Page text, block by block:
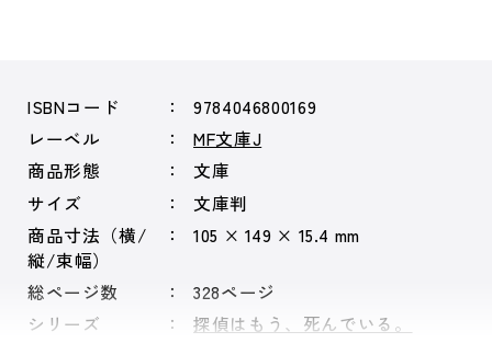
ISBNコード
9784046800169
レーベル
MF文庫J
商品形態
文庫
サイズ
文庫判
商品寸法（横/
縦/束幅）
105 × 149 × 15.4 mm
総ページ数
328ページ
シリーズ
探偵はもう、死んでいる。